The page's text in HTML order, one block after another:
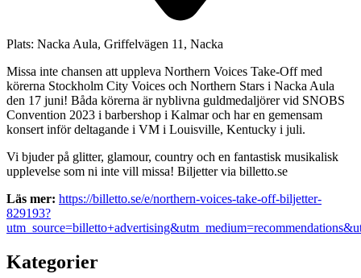
Plats: Nacka Aula, Griffelvägen 11, Nacka
Missa inte chansen att uppleva Northern Voices Take-Off med
körerna Stockholm City Voices och Northern Stars i Nacka Aula
den 17 juni! Båda körerna är nyblivna guldmedaljörer vid SNOBS
Convention 2023 i barbershop i Kalmar och har en gemensam
konsert inför deltagande i VM i Louisville, Kentucky i juli.
Vi bjuder på glitter, glamour, country och en fantastisk musikalisk
upplevelse som ni inte vill missa! Biljetter via billetto.se
Läs mer: https://billetto.se/e/northern-voices-take-off-biljetter-
829193?
Kategorier